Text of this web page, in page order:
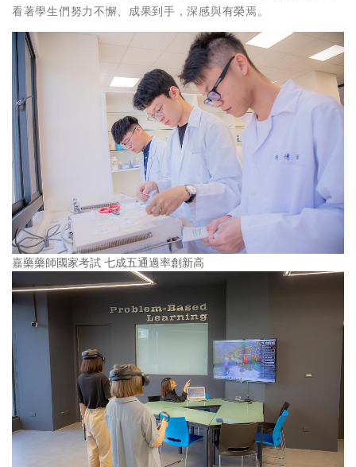
看著學生們努力不懈、成果到手，深感與有榮焉。
嘉藥藥師國家考試 七成五通過率創新高